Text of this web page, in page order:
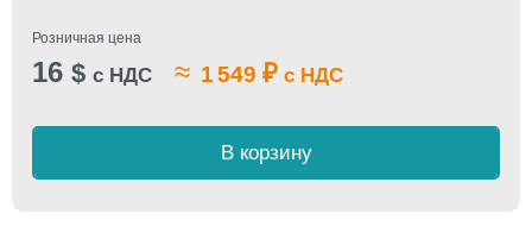
Розничная цена
16 $ с НДС ≈ 1 549 ₽ с НДС
В корзину